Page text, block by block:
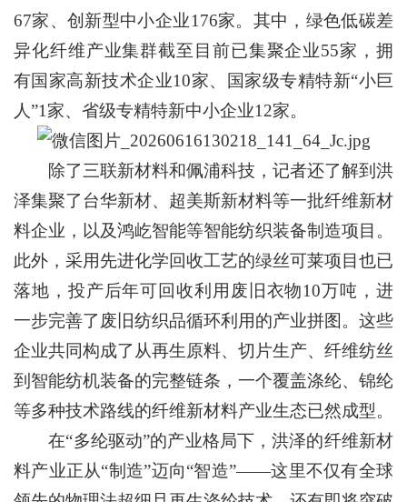
67家、创新型中小企业176家。其中，绿色低碳差
异化纤维产业集群截至目前已集聚企业55家，拥
有国家高新技术企业10家、国家级专精特新“小巨
人”1家、省级专精特新中小企业12家。
除了三联新材料和佩浦科技，记者还了解到洪
泽集聚了台华新材、超美斯新材料等一批纤维新材
料企业，以及鸿屹智能等智能纺织装备制造项目。
此外，采用先进化学回收工艺的绿丝可莱项目也已
落地，投产后年可回收利用废旧衣物10万吨，进
一步完善了废旧纺织品循环利用的产业拼图。这些
企业共同构成了从再生原料、切片生产、纤维纺丝
到智能纺机装备的完整链条，一个覆盖涤纶、锦纶
等多种技术路线的纤维新材料产业生态已然成型。
在“多纶驱动”的产业格局下，洪泽的纤维新材
料产业正从“制造”迈向“智造”——这里不仅有全球